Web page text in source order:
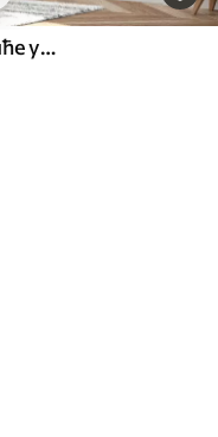
Тренди тропски биљци и лишће у светлу бојом